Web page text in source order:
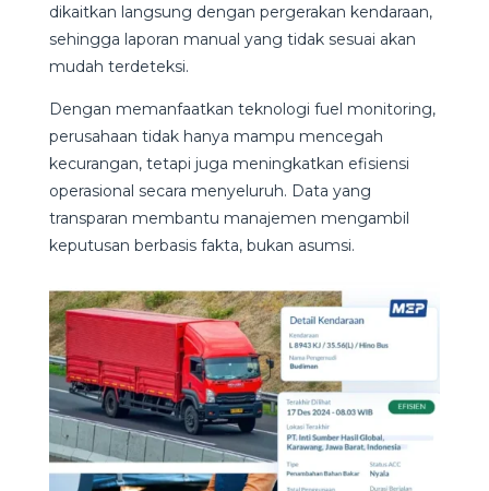
dikaitkan langsung dengan pergerakan kendaraan,
sehingga laporan manual yang tidak sesuai akan
mudah terdeteksi.
Dengan memanfaatkan teknologi fuel monitoring,
perusahaan tidak hanya mampu mencegah
kecurangan, tetapi juga meningkatkan efisiensi
operasional secara menyeluruh. Data yang
transparan membantu manajemen mengambil
keputusan berbasis fakta, bukan asumsi.